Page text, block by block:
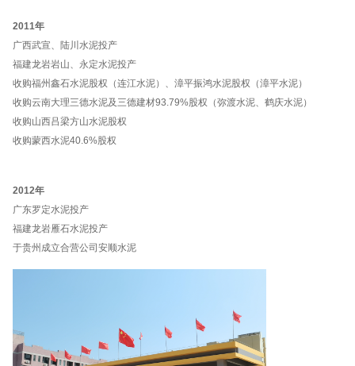
2011年
广西武宣、陆川水泥投产
福建龙岩岩山、永定水泥投产
收购福州鑫石水泥股权（连江水泥）、漳平振鸿水泥股权（漳平水泥）
收购云南大理三德水泥及三德建材93.79%股权（弥渡水泥、鹤庆水泥）
收购山西吕梁方山水泥股权
收购蒙西水泥40.6%股权
2012年
广东罗定水泥投产
福建龙岩雁石水泥投产
于贵州成立合营公司安顺水泥